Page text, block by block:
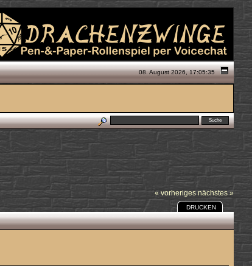
08. August 2026, 17:05:35
« vorheriges nächstes »
DRUCKEN